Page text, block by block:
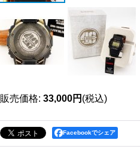
販売価格: 33,000円 (税込)
Facebookでシェア